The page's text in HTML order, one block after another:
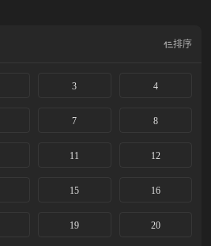
排序
3 4
7 8
11 12
15 16
19 20